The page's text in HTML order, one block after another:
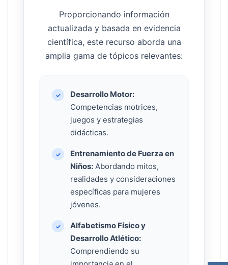
Proporcionando información
actualizada y basada en evidencia
científica, este recurso aborda una
amplia gama de tópicos relevantes:
✓
Desarrollo Motor:
Competencias motrices,
juegos y estrategias
didácticas.
✓
Entrenamiento de Fuerza en
Niños: Abordando mitos,
realidades y consideraciones
específicas para mujeres
jóvenes.
✓
Alfabetismo Físico y
Desarrollo Atlético:
Comprendiendo su